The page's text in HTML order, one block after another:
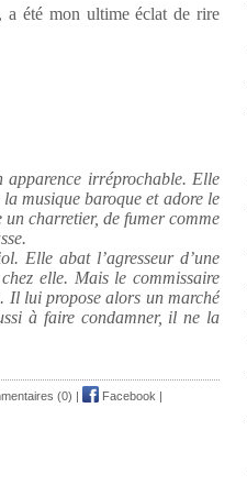
été mon ultime éclat de rire
apparence irréprochable. Elle
musique baroque et adore le
charretier, de fumer comme
Elle abat l’agresseur d’une
elle. Mais le commissaire
Il lui propose alors un marché
à faire condamner, il ne la
(0) | Facebook |